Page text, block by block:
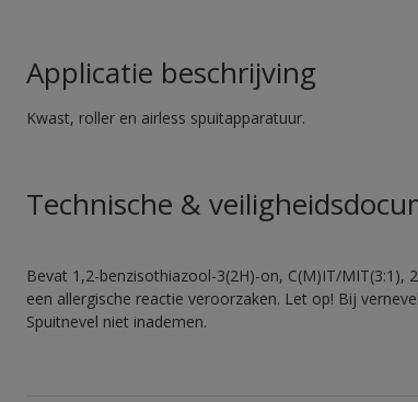
Applicatie beschrijving
Kwast, roller en airless spuitapparatuur.
Technische &
Bevat 1,2-benzisothiazool-3(2H)-on, C(M)IT/
een allergische reactie veroorzaken. Let op! Bij
Spuitnevel niet inademen.